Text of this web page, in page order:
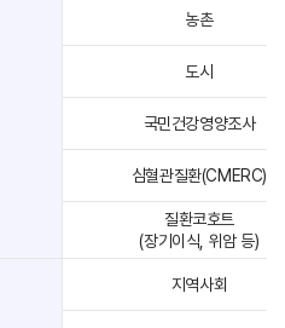
농촌
도시
국민건강영양조사
심혈관질환(CMERC)
질환코호트
(장기이식, 위암 등)
지역사회